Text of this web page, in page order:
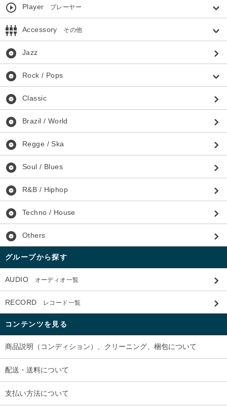
play_circle_outline Player プレーヤー
settings_input_component Accessory その他
album Jazz
album Rock / Pops
album Classic
album Brazil / World
album Regge / Ska
album Soul / Blues
album R&B / Hiphop
album Techno / House
album Others
グループから探す
AUDIO オーディオ一覧
RECORD レコード一覧
コンテンツを見る
商品説明（コンディション）、クリーニング、梱包について
配送・送料について
支払い方法について